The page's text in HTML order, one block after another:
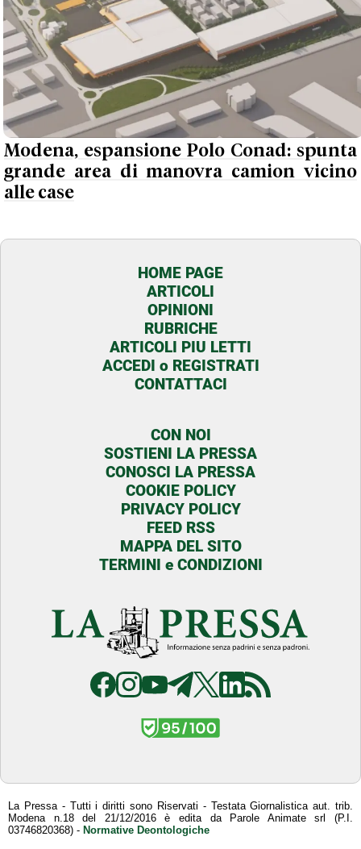
Modena, espansione Polo Conad: spunta
grande area di manovra camion vicino
alle case
HOME PAGE
ARTICOLI
OPINIONI
RUBRICHE
ARTICOLI PIU LETTI
ACCEDI o REGISTRATI
CONTATTACI
CON NOI
SOSTIENI LA PRESSA
CONOSCI LA PRESSA
COOKIE POLICY
PRIVACY POLICY
FEED RSS
MAPPA DEL SITO
TERMINI e CONDIZIONI
La Pressa - Tutti i diritti sono Riservati - Testata Giornalistica aut. trib.
Modena n.18 del 21/12/2016 è edita da Parole Animate srl (P.I.
03746820368) - Normative Deontologiche